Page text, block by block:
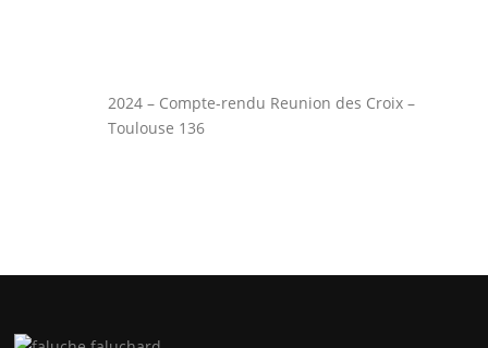
2024 – Compte-rendu Reunion des Croix –
Toulouse 136